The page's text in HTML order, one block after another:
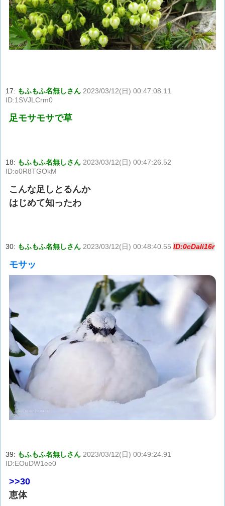
17: もふもふ名無しさん 2023/03/12(日) 00:47:08.11
ID:1SVJLCrm0
足モサモサで草
18: もふもふ名無しさん 2023/03/12(日) 00:47:26.52
ID:o0R8TGOkM
こんな足しとるんか
はじめて知ったわ
30: もふもふ名無しさん 2023/03/12(日) 00:48:40.55 ID:0cDali16r
モサッ
39: もふもふ名無しさん 2023/03/12(日) 00:49:24.91
ID:EOuDW1ee0
>>30
恵体